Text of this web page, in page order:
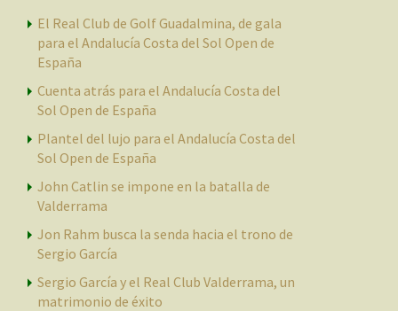
El Real Club de Golf Guadalmina, de gala
para el Andalucía Costa del Sol Open de
España
Cuenta atrás para el Andalucía Costa del
Sol Open de España
Plantel del lujo para el Andalucía Costa del
Sol Open de España
John Catlin se impone en la batalla de
Valderrama
Jon Rahm busca la senda hacia el trono de
Sergio García
Sergio García y el Real Club Valderrama, un
matrimonio de éxito